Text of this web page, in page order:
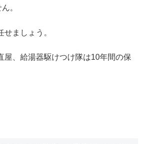
。
ましょう。
屋、給湯器駆けつけ隊は10年間の保